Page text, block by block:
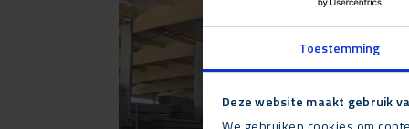
Toestemming
Deze website maakt gebruik